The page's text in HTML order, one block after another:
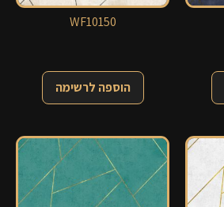
WF10150
הוספה לרשימה